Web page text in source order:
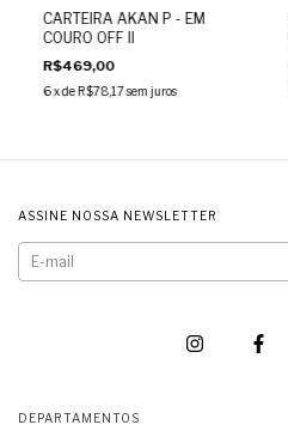
CARTEIRA AKAN P - EM
COURO OFF II
R$469,00
6x deR$78,17sem juros
ASSINE NOSSA NEWSLETTER
DEPARTAMENTOS